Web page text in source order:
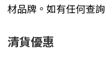
材品牌。如有任何查
清貨優惠